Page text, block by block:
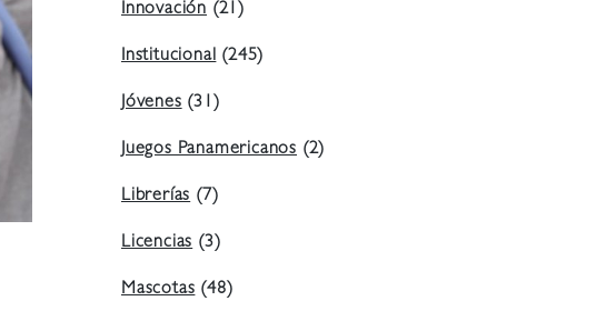
Innovación (21)
Institucional(245)
Jóvenes(31)
Juegos Panamericanos (2)
Librerías(7)
Licencias(3)
Mascotas(48)